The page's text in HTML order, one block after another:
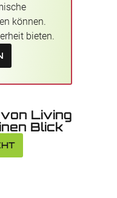
können.
bieten.
Living
Blick